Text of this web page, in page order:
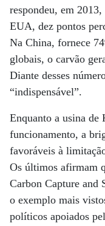
respondeu, em
EUA, dez pontos
Na China, fornece
globais, o carvão
Diante desses
“indispensável”.
Enquanto a usina de
funcionamento, a
favoráveis à
Os últimos afirmam
Carbon Capture and
o exemplo mais
políticos apoiados